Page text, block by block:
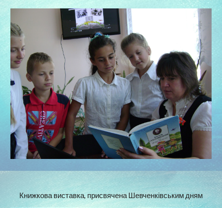
Книжкова виставка, присвячена Шевченківським дням